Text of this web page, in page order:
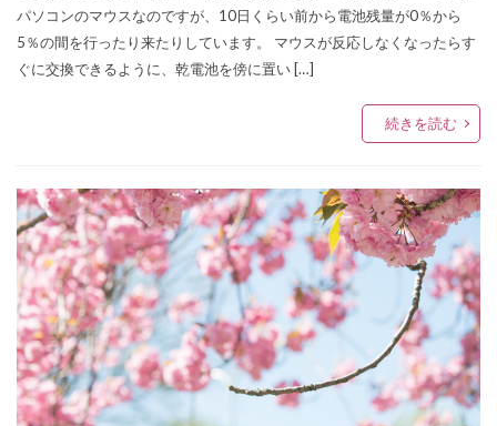
パソコンのマウスなのですが、10日くらい前から電池残量が0％から
5％の間を行ったり来たりしています。 マウスが反応しなくなったらす
ぐに交換できるように、乾電池を傍に置い […]
続きを読む